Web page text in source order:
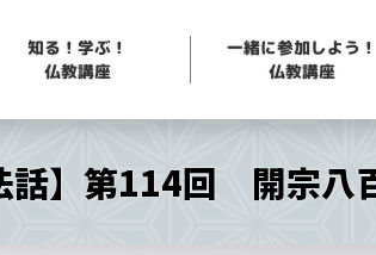
知る！学ぶ！
仏教講座
一緒に参加しよう！
仏教講座
話】第114回 開宗八